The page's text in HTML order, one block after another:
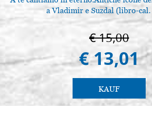
a Vladimir e Suzdal (libro-cal.
€ 15,00
€ 13,01
KAUF